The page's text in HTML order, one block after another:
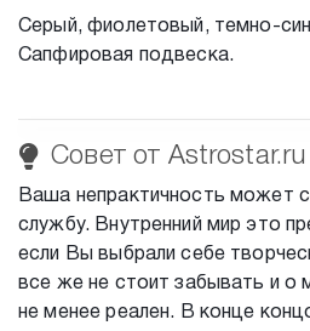
Серый, фиолетовый, темно-
Сапфировая подвеска.
Совет от Astrostar.ru
Ваша непрактичность может
службу. Внутренний мир это
если Вы выбрали себе
все же не стоит забывать и о
не менее реален. В конце